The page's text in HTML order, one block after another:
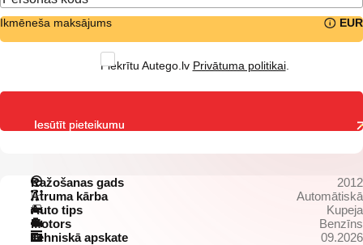
Ikmēneša maksājums EUR
Piekrītu Autego.lv Privātuma politikai.
Ražošanas gads
2012
Ātruma kārba
Automātiskā
Auto tips
Kupeja
Motors
Benzīns
Tehniskā apskate
09.2026